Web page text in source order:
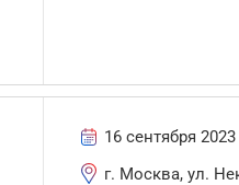
16 сентября 2023
г. Москва, ул.